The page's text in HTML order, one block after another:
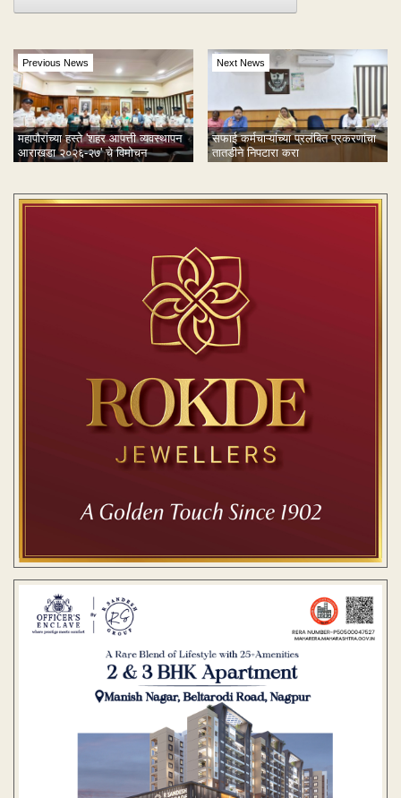
Previous News
महापौरांच्या हस्ते 'शहर आपत्ती व्यवस्थापन
आराखडा २०२६-२७' चे विमोचन
Next News
सफाई कर्मचाऱ्यांच्या प्रलंबित प्रकरणांचा
तातडीने निपटारा करा